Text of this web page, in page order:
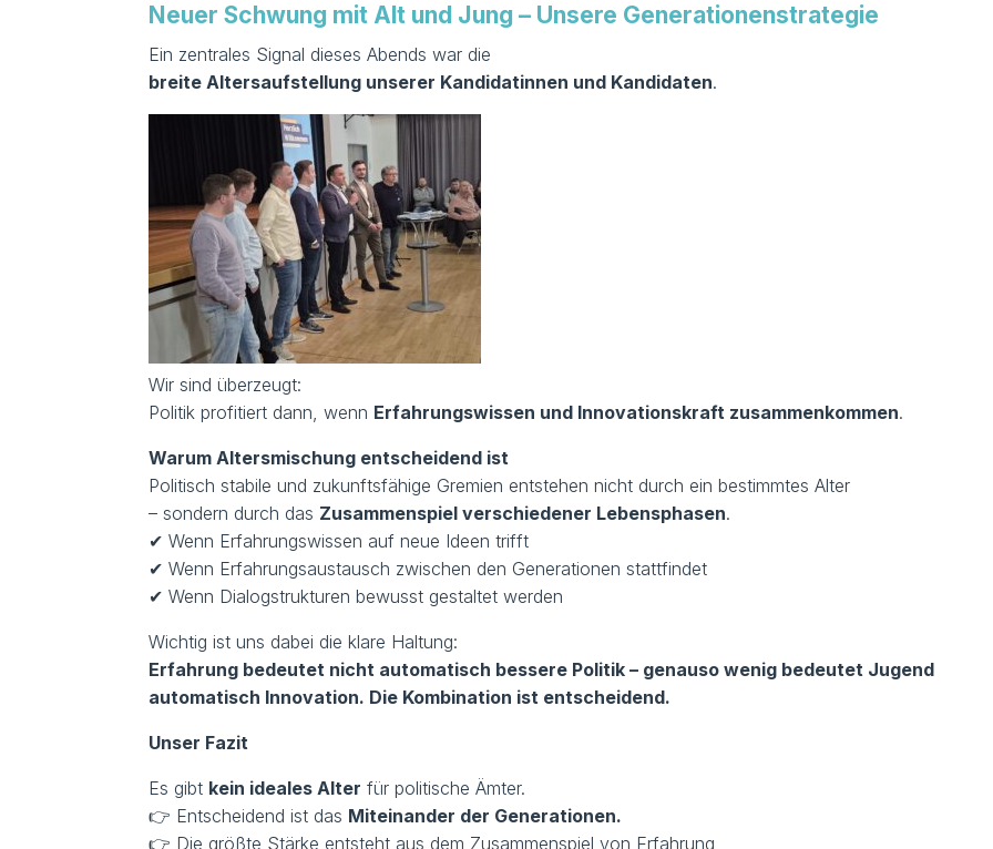
Neuer Schwung mit Alt und Jung – Unsere Generationenstrategie
Ein zentrales Signal dieses Abends war die
breite Altersaufstellung unserer Kandidatinnen und Kandidaten.
Wir sind überzeugt:
Politik profitiert dann, wenn Erfahrungswissen und Innovationskraft zusammenkommen.
Warum Altersmischung entscheidend ist
Politisch stabile und zukunftsfähige Gremien entstehen nicht durch ein bestimmtes Alter
– sondern durch das Zusammenspiel verschiedener Lebensphasen.
✔ Wenn Erfahrungswissen auf neue Ideen trifft
✔ Wenn Erfahrungsaustausch zwischen den Generationen stattfindet
✔ Wenn Dialogstrukturen bewusst gestaltet werden
Wichtig ist uns dabei die klare Haltung:
Erfahrung bedeutet nicht automatisch bessere Politik – genauso wenig bedeutet Jugend
automatisch Innovation. Die Kombination ist entscheidend.
Unser Fazit
Es gibt kein ideales Alter für politische Ämter.
👉 Entscheidend ist das Miteinander der Generationen.
👉 Die größte Stärke entsteht aus dem Zusammenspiel von Erfahrung,